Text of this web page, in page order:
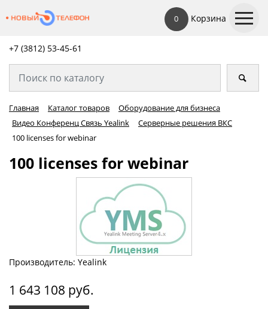
0 Корзина
+7 (3812) 53-45-61
Главная Каталог товаров
Оборудование для бизнеса
Видео Конференц Связь Yealink
Серверные решения ВКС
100 licenses for webinаr
100 licenses for webinаr
Производитель: Yealink
1 643 108 руб.